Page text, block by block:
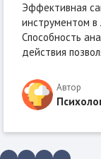
Эффективная
инструментом в
Способность
действия
Автор